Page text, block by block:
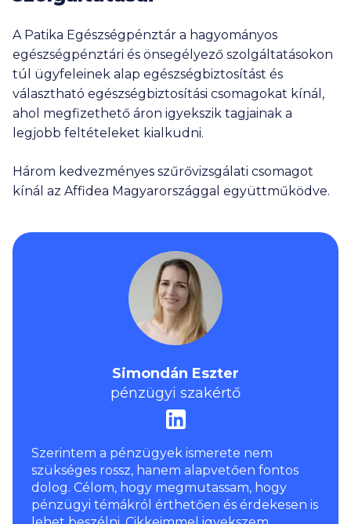
A Patika Egészségpénztár a hagyományos
egészségpénztári és önsegélyező szolgáltatásokon
túl ügyfeleinek alap egészségbiztosítást és
választható egészségbiztosítási csomagokat kínál,
ahol megfizethető áron igyekszik tagjainak a
legjobb feltételeket kialkudni.
Három kedvezményes szűrővizsgálati csomagot
kínál az Affidea Magyarországgal együttműködve.
Simondán Eszter
pénzügyi szakértő
Szerintem a pénzügyek ismerete nem
szükséges rossz, hanem alapvetően fontos
dolog. Célom, hogy megmutassam, hogy
pénzügyi témákról érthetően és érdekesen is